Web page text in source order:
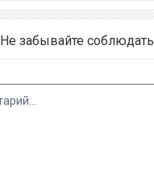
Не забывайте соблюдать